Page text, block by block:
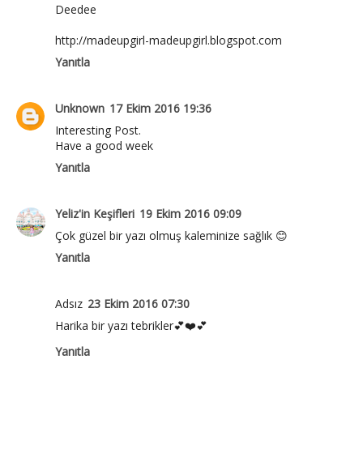
Deedee
http://madeupgirl-madeupgirl.blogspot.com
Yanıtla
Unknown 17 Ekim 2016 19:36
Interesting Post.
Have a good week
Yanıtla
Yeliz'in Keşifleri 19 Ekim 2016 09:09
Çok güzel bir yazı olmuş kaleminize sağlık 😊
Yanıtla
Adsız 23 Ekim 2016 07:30
Harika bir yazı tebrikler💕❤️💕
Yanıtla